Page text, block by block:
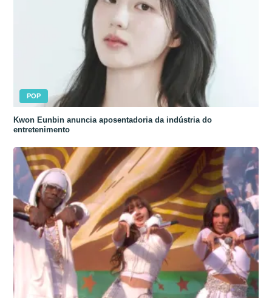
POP
Kwon Eunbin anuncia aposentadoria da indústria do
entretenimento